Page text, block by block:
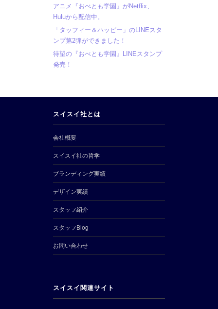
アニメ『おべとも学園』がNetflix、
Huluから配信中。
「タッフィー＆ハッピー」のLINEスタ
ンプ第2弾ができました！
待望の『おべとも学園』LINEスタンプ
発売！
スイスイ社とは
会社概要
スイスイ社の哲学
ブランディング実績
デザイン実績
スタッフ紹介
スタッフBlog
お問い合わせ
スイスイ関連サイト